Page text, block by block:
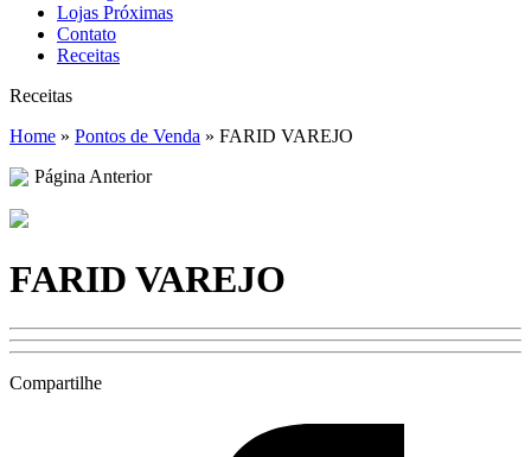
Lojas Próximas
Contato
Receitas
Receitas
Home » Pontos de Venda » FARID VAREJO
Página Anterior
FARID VAREJO
Compartilhe